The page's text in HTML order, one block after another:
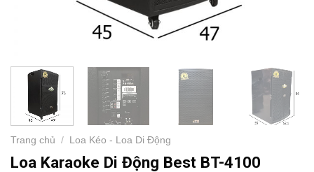
Trang chủ / Loa Kéo - Loa Di Động
Loa Karaoke Di Động Best BT-4100